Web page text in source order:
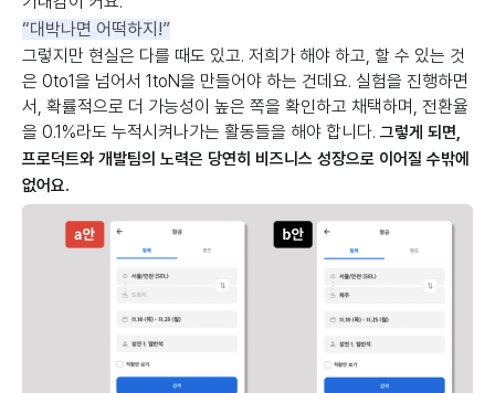
“대박나면 어떡하지!”
그렇지만 현실은 다를 때도 있고. 저희가 해야 하고, 할 수 있는 것
은 0to1을 넘어서 1toN을 만들어야 하는 건데요. 실험을 진행하면
서, 확률적으로 더 가능성이 높은 쪽을 확인하고 채택하며, 전환율
을 0.1%라도 누적시켜나가는 활동들을 해야 합니다. 그렇게 되면,
프로덕트와 개발팀의 노력은 당연히 비즈니스 성장으로 이어질 수밖에
없어요.